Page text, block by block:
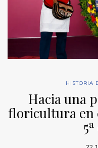
HISTORIA
Hacia una
floricultura en